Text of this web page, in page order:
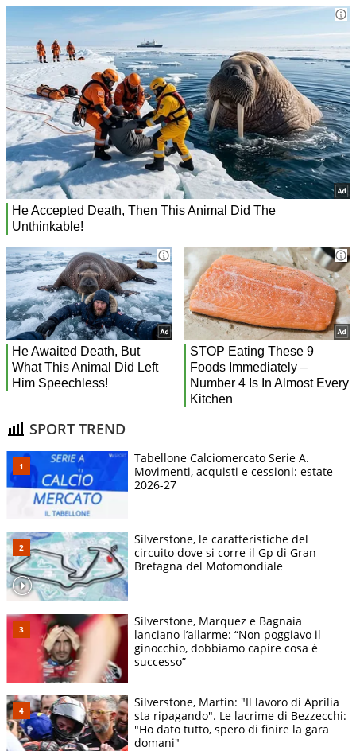
SPORT TREND
Tabellone Calciomercato Serie A.
Movimenti, acquisti e cessioni: estate
2026-27
Silverstone, le caratteristiche del
circuito dove si corre il Gp di Gran
Bretagna del Motomondiale
Silverstone, Marquez e Bagnaia
lanciano l’allarme: “Non poggiavo il
ginocchio, dobbiamo capire cosa è
successo”
Silverstone, Martin: "Il lavoro di Aprilia
sta ripagando". Le lacrime di Bezzecchi:
"Ho dato tutto, spero di finire la gara
domani"